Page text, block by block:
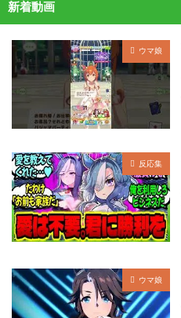
新着動画
ウマ娘
反応集
ウマ娘